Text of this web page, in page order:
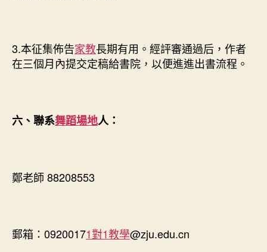
3.本征集佈告家教長期有用。經評審通過后，作者
在三個月內提交定稿給書院，以便進進出書流程。
六、聯系舞蹈場地人：
鄭老師 88208553
郵箱：09200171對1教學@zju.edu.cn